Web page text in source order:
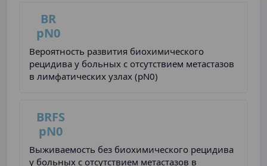
BR
pN0
Вероятность развития биохимического
рецидива у больных с отсутствием метастазов
в лимфатических узлах (pN0)
BRFS
pN0
Выживаемость без биохимического рецидива
у больных с отсутствием метастазов в